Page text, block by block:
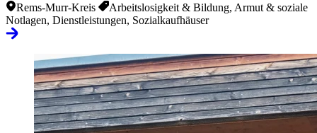
Rems-Murr-Kreis
Arbeitslosigkeit & Bildung, Armut & soziale
Notlagen, Dienstleistungen, Sozialkaufhäuser